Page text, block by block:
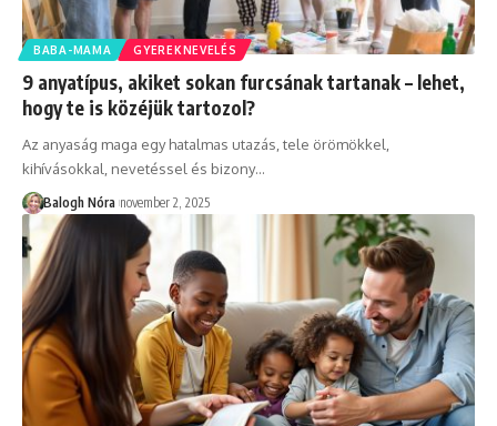
BABA-MAMA GYEREKNEVELÉS
9 anyatípus, akiket sokan furcsának tartanak – lehet,
hogy te is közéjük tartozol?
Az anyaság maga egy hatalmas utazás, tele örömökkel,
kihívásokkal, nevetéssel és bizony…
Balogh Nóra november 2, 2025